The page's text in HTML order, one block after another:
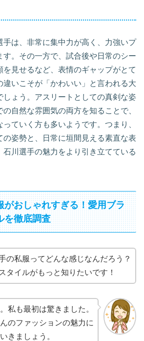
手は、非常に集中力が高く、力強いプ
す。その一方で、試合後や日常のシー
を見せるなど、表情のギャップがとて
違いこそが「かわいい」と言われる大
しょう。アスリートとしての真剣な姿
自然な雰囲気の両方を知ることで、
ていく方も多いようです。つまり、
の姿勢と、日常に垣間見える素直な表
石川選手の魅力をより引き立てている
がおしゃれすぎる！愛用ブラ
を徹底調査
の私服ってどんな感じなんだろう？
タイルがもっと知りたいです！
私も最初は驚きました。
のファッションの魅力に
きましょう。